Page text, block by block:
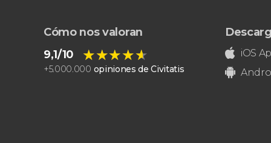
Cómo nos valoran
9,1/10
★★★★★
★★★★★
+5.000.000 opiniones de Civitatis
iOS